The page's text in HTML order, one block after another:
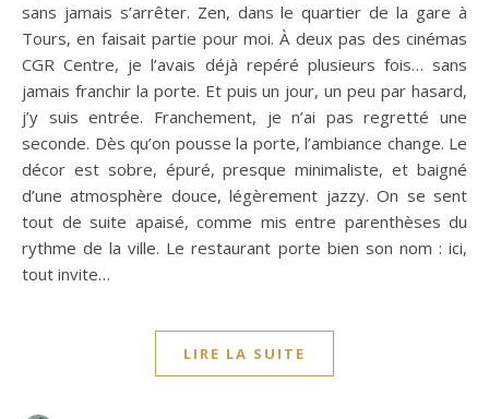
sans jamais s’arrêter. Zen, dans le quartier de la gare à
Tours, en faisait partie pour moi. À deux pas des cinémas
CGR Centre, je l’avais déjà repéré plusieurs fois… sans
jamais franchir la porte. Et puis un jour, un peu par hasard,
j’y suis entrée. Franchement, je n’ai pas regretté une
seconde. Dès qu’on pousse la porte, l’ambiance change. Le
décor est sobre, épuré, presque minimaliste, et baigné
d’une atmosphère douce, légèrement jazzy. On se sent
tout de suite apaisé, comme mis entre parenthèses du
rythme de la ville. Le restaurant porte bien son nom : ici,
tout invite…
LIRE LA SUITE